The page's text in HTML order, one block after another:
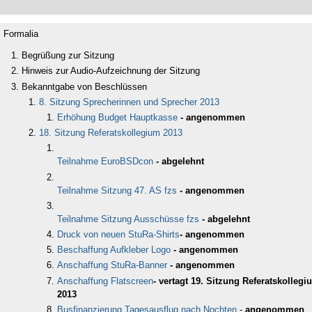
Formalia
Begrüßung zur Sitzung
Hinweis zur Audio-Aufzeichnung der Sitzung
Bekanntgabe von Beschlüssen
8. Sitzung Sprecherinnen und Sprecher 2013
Erhöhung Budget Hauptkasse - angenommen
18. Sitzung Referatskollegium 2013
Teilnahme EuroBSDcon - abgelehnt
Teilnahme Sitzung 47. AS fzs - angenommen
Teilnahme Sitzung Ausschüsse fzs - abgelehnt
Druck von neuen StuRa-Shirts- angenommen
Beschaffung Aufkleber Logo - angenommen
Anschaffung StuRa-Banner - angenommen
Anschaffung Flatscreen- vertagt 19. Sitzung
2013
Busfinanzierung Tagesausflug nach Nochten- angenommen